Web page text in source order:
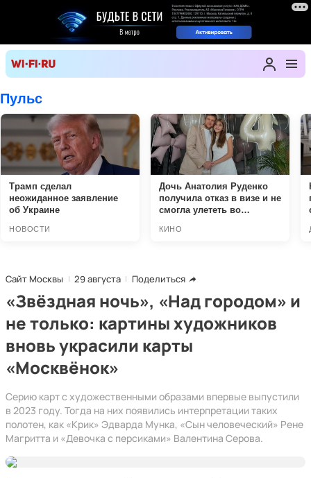
Сайт Москвы 29 августа Поделиться
«Звёздная ночь», «Над городом» и
не только: картины художников
вновь украсили карты
«Москвёнок»
Серию карт с художественными образами впервые выпустили
в 2023 году. Тогда на них появились интерпретации таких
полотен, как «Крик» Эдварда Мунка, «Сын человеческий» Рене
Магритта и «Девочка с персиками» Валентина Серова.